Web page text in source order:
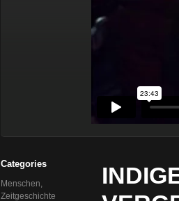
Categories
Menschen,
Zeitgeschichte